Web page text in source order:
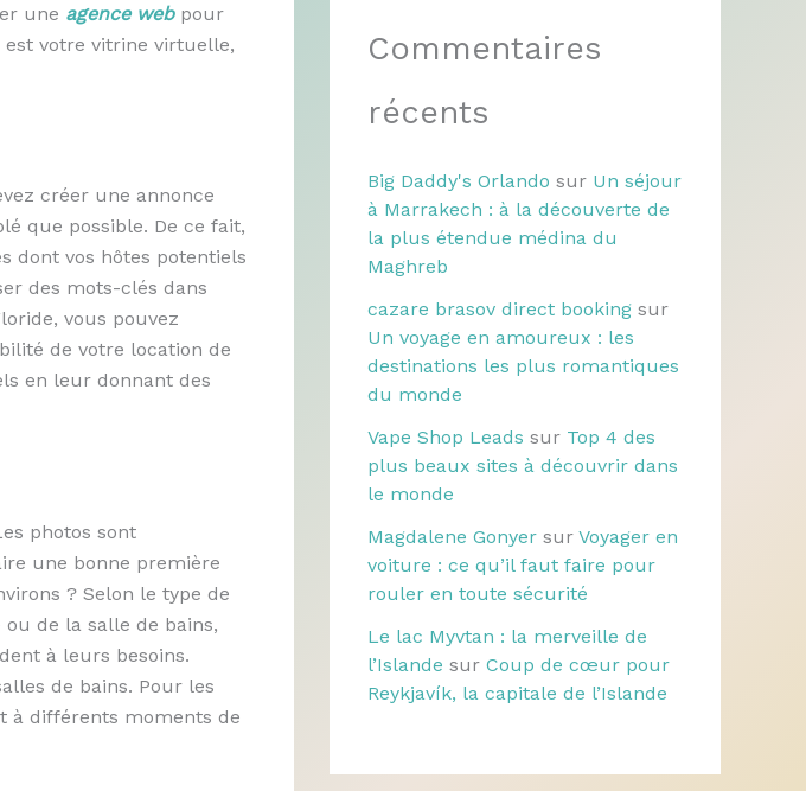
une agence web pour
est votre vitrine virtuelle,
créer une annonce
que possible. De ce fait,
dont vos hôtes potentiels
des mots-clés dans
vous pouvez
de votre location de
en leur donnant des
photos sont
une bonne première
? Selon le type de
de la salle de bains,
à leurs besoins.
de bains. Pour les
à différents moments de
Commentaires
récents
Big Daddy's Orlando sur Un séjour
à Marrakech : à la découverte de
la plus étendue médina du
Maghreb
cazare brasov direct booking sur
Un voyage en amoureux : les
destinations les plus romantiques
du monde
Vape Shop Leads sur Top 4 des
plus beaux sites à découvrir dans
le monde
Magdalene Gonyer sur Voyager en
voiture : ce qu’il faut faire pour
rouler en toute sécurité
Le lac Myvtan : la merveille de
l’Islande sur Coup de cœur pour
Reykjavík, la capitale de l’Islande